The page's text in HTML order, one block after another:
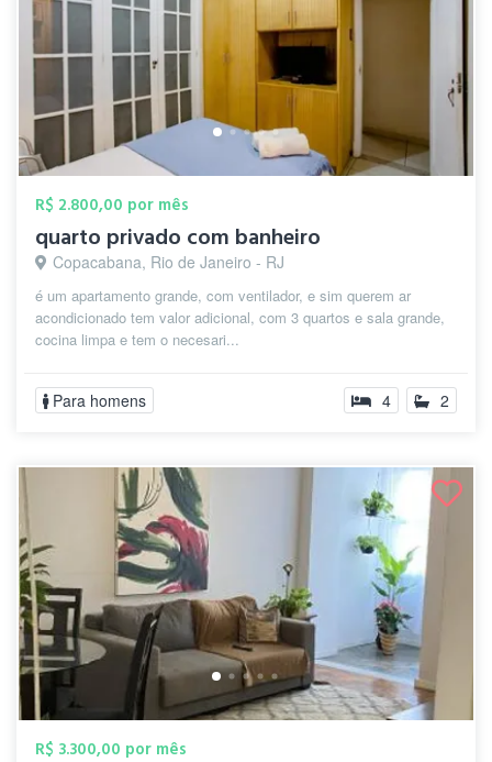
R$ 2.800,00 por mês
quarto privado com banheiro
Copacabana, Rio de Janeiro - RJ
é um apartamento grande, com ventilador, e sim querem ar
acondicionado tem valor adicional, com 3 quartos e sala grande,
cocina limpa e tem o necesari...
Para homens 4 2
R$ 3.300,00 por mês